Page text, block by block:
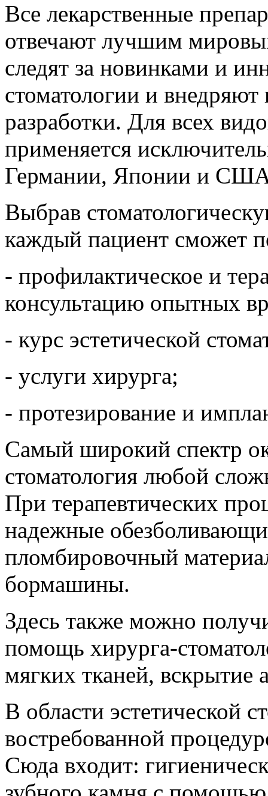
Все лекарственные
отвечают лучшим
следят за новинками и
стоматологии и
разработки. Для всех
применяется
Германии, Японии и
Выбрав
каждый пациент сможет
- профилактическое и
консультацию опытных
- курс эстетической
- услуги хирурга;
- протезирование и
Самый широкий спектр
стоматология любой
При терапевтических
надежные
пломбировочный
бормашины.
Здесь также можно
помощь хирурга-
мягких тканей, вскрытие
В области эстетической
востребованной
Сюда входит: